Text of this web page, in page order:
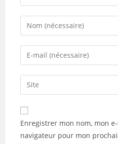
Enter
your
name
comment
Enter
your
email
address
comment
Saisir
l’URL
de
votre
(facultatif)
Enregistrer mon nom, mon
navigateur pour mon